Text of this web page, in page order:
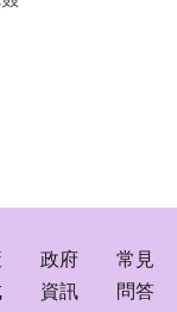
政府
資訊
常見
問答